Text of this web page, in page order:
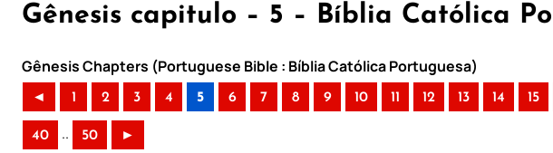
Gênesis capitulo – 5 – Bíblia Católica
Gênesis Chapters (Portuguese Bible : Bíblia Católica Portuguesa)
◄ 1 2 3 4 5 6 7 8 9 10 11 12 13 14 15
40 .. 50 ►